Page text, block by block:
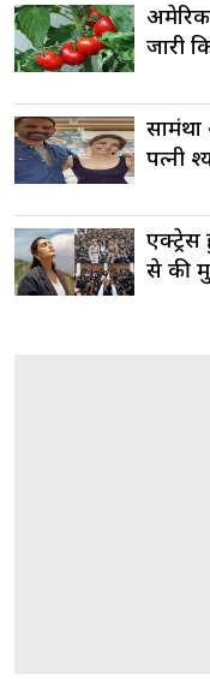
जारी
सामंथा
पत्नी
एक्ट्रेस
से की